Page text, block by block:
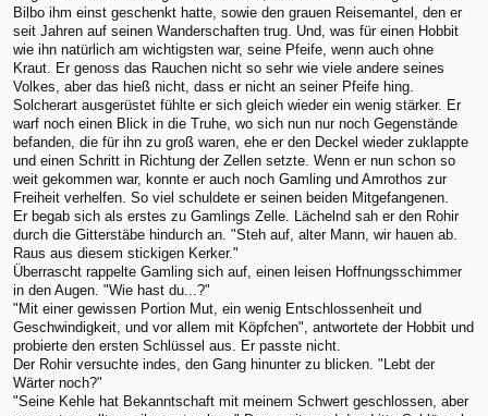
Bilbo ihm einst geschenkt hatte, sowie den grauen Reisemantel, den er
seit Jahren auf seinen Wanderschaften trug. Und, was für einen Hobbit
wie ihn natürlich am wichtigsten war, seine Pfeife, wenn auch ohne
Kraut. Er genoss das Rauchen nicht so sehr wie viele andere seines
Volkes, aber das hieß nicht, dass er nicht an seiner Pfeife hing.
Solcherart ausgerüstet fühlte er sich gleich wieder ein wenig stärker. Er
warf noch einen Blick in die Truhe, wo sich nun nur noch Gegenstände
befanden, die für ihn zu groß waren, ehe er den Deckel wieder zuklappte
und einen Schritt in Richtung der Zellen setzte. Wenn er nun schon so
weit gekommen war, konnte er auch noch Gamling und Amrothos zur
Freiheit verhelfen. So viel schuldete er seinen beiden Mitgefangenen.
Er begab sich als erstes zu Gamlings Zelle. Lächelnd sah er den Rohir
durch die Gitterstäbe hindurch an. "Steh auf, alter Mann, wir hauen ab.
Raus aus diesem stickigen Kerker."
Überrascht rappelte Gamling sich auf, einen leisen Hoffnungsschimmer
in den Augen. "Wie hast du...?"
"Mit einer gewissen Portion Mut, ein wenig Entschlossenheit und
Geschwindigkeit, und vor allem mit Köpfchen", antwortete der Hobbit und
probierte den ersten Schlüssel aus. Er passte nicht.
Der Rohir versuchte indes, den Gang hinunter zu blicken. "Lebt der
Wärter noch?"
"Seine Kehle hat Bekanntschaft mit meinem Schwert geschlossen, aber